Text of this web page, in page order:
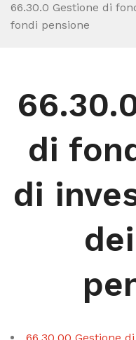
66.30.0 Gestione di
fondi pensione
di
di